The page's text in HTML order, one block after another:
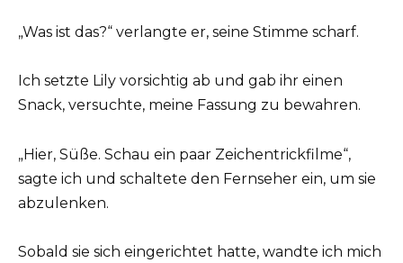
„Was ist das?“ verlangte er, seine Stimme scharf.
Ich setzte Lily vorsichtig ab und gab ihr einen
Snack, versuchte, meine Fassung zu bewahren.
„Hier, Süße. Schau ein paar Zeichentrickfilme“,
sagte ich und schaltete den Fernseher ein, um sie
abzulenken.
Sobald sie sich eingerichtet hatte, wandte ich mich